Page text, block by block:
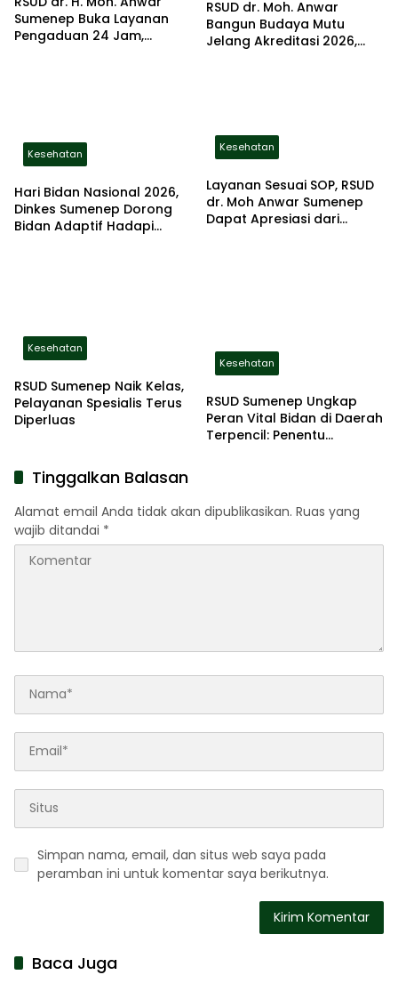
Sumenep Buka Layanan
Pengaduan 24 Jam,
RSUD dr. Moh. Anwar
Bangun Budaya Mutu
Jelang Akreditasi 2026,
Kesehatan
Hari Bidan Nasional 2026,
Dinkes Sumenep Dorong
Bidan Adaptif Hadapi
Kesehatan
Layanan Sesuai SOP, RSUD
dr. Moh Anwar Sumenep
Dapat Apresiasi dari
Kesehatan
RSUD Sumenep Naik Kelas,
Pelayanan Spesialis Terus
Diperluas
Kesehatan
RSUD Sumenep Ungkap
Peran Vital Bidan di Daerah
Terpencil: Penentu
Tinggalkan Balasan
Alamat email Anda tidak akan dipublikasikan. Ruas yang
wajib ditandai *
Simpan nama, email, dan situs web saya pada
peramban ini untuk komentar saya berikutnya.
Baca Juga